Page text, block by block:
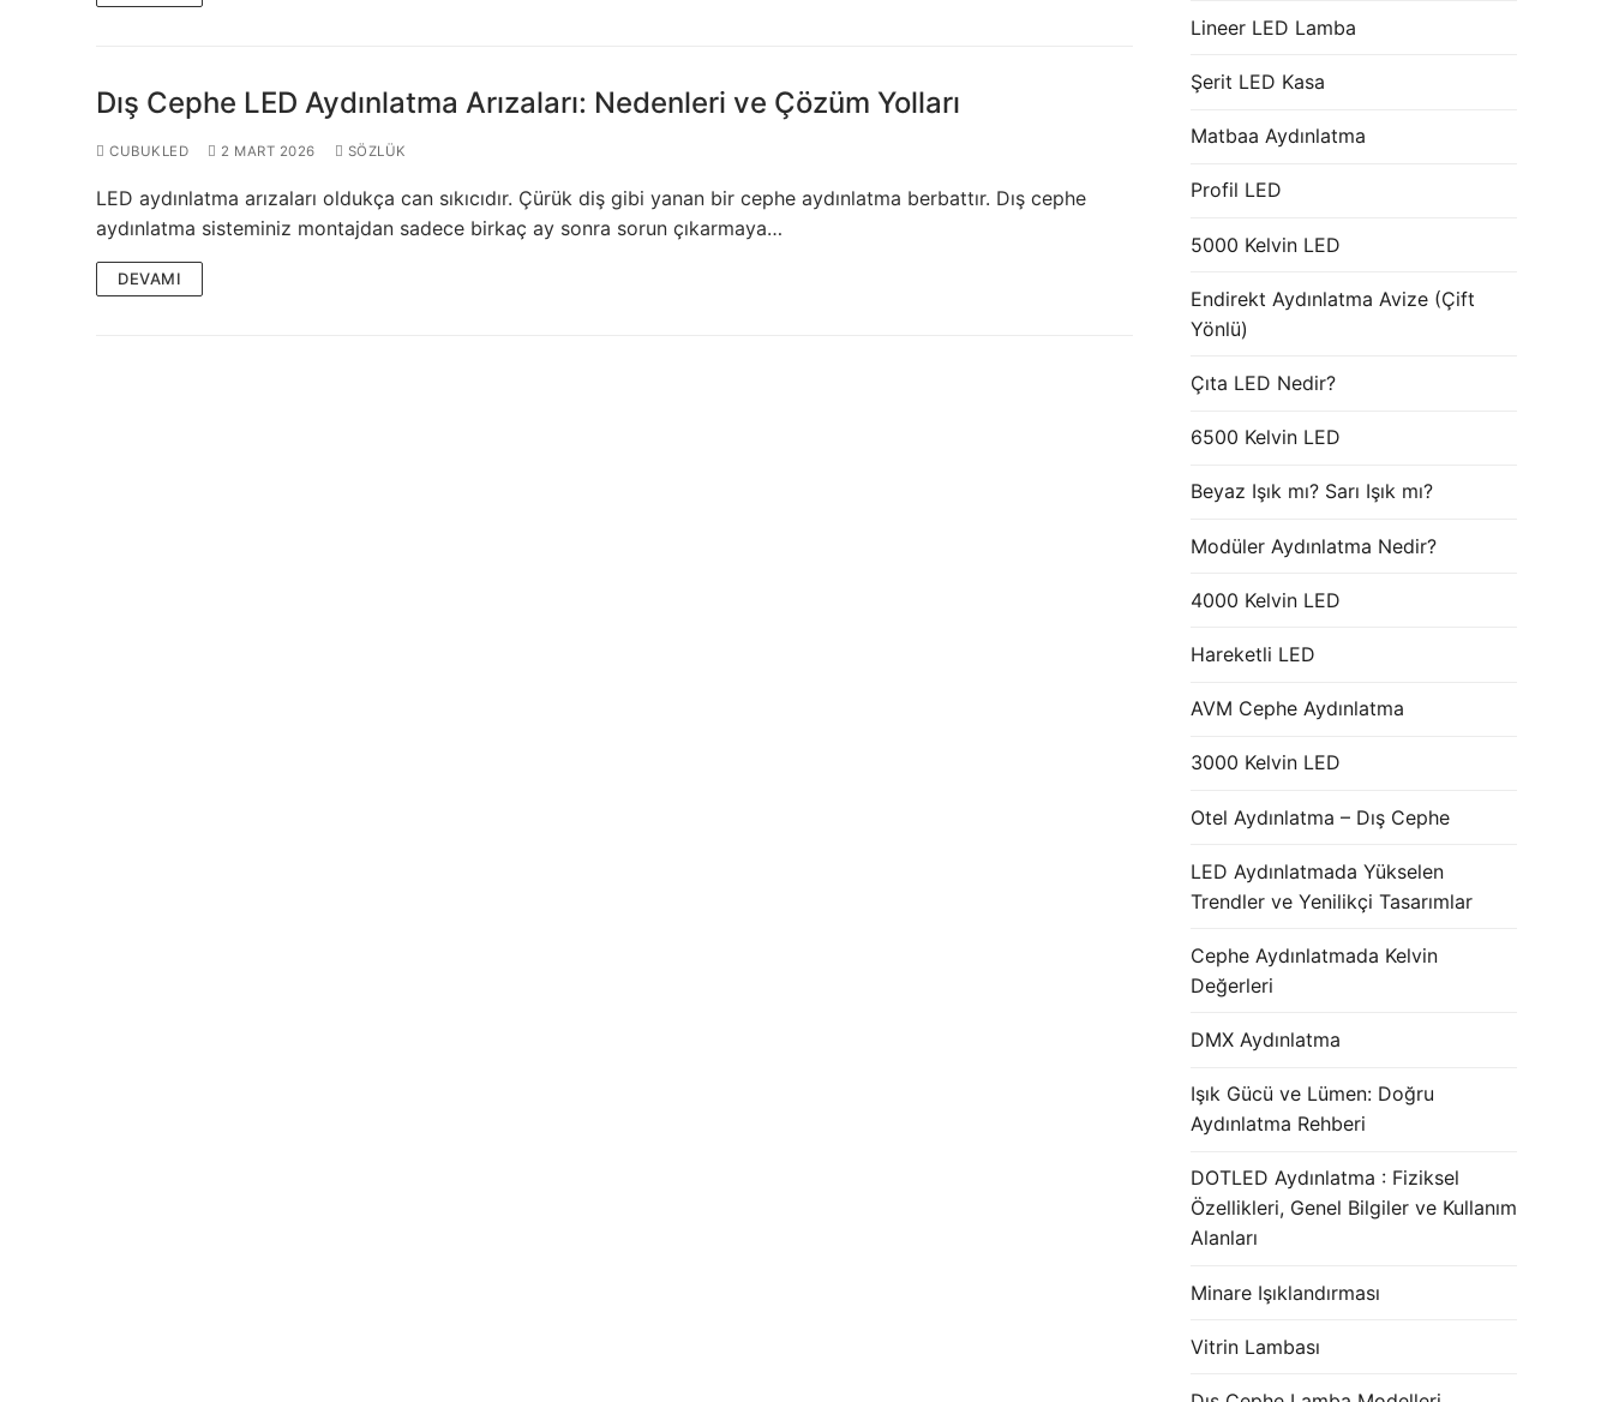
Dış Cephe LED Aydınlatma Arızaları: Nedenleri ve Çözüm Yolları
CUBUKLED 2 MART 2026 SÖZLÜK
LED aydınlatma arızaları oldukça can sıkıcıdır. Çürük diş gibi yanan bir cephe aydınlatma berbattır. Dış cephe
aydınlatma sisteminiz montajdan sadece birkaç ay sonra sorun çıkarmaya…
DEVAMI
Lineer LED Lamba
Şerit LED Kasa
Matbaa Aydınlatma
Profil LED
5000 Kelvin LED
Endirekt Aydınlatma Avize (Çift
Yönlü)
Çıta LED Nedir?
6500 Kelvin LED
Beyaz Işık mı? Sarı Işık mı?
Modüler Aydınlatma Nedir?
4000 Kelvin LED
Hareketli LED
AVM Cephe Aydınlatma
3000 Kelvin LED
Otel Aydınlatma – Dış Cephe
LED Aydınlatmada Yükselen
Trendler ve Yenilikçi Tasarımlar
Cephe Aydınlatmada Kelvin
Değerleri
DMX Aydınlatma
Işık Gücü ve Lümen: Doğru
Aydınlatma Rehberi
DOTLED Aydınlatma : Fiziksel
Özellikleri, Genel Bilgiler ve Kullanım
Alanları
Minare Işıklandırması
Vitrin Lambası